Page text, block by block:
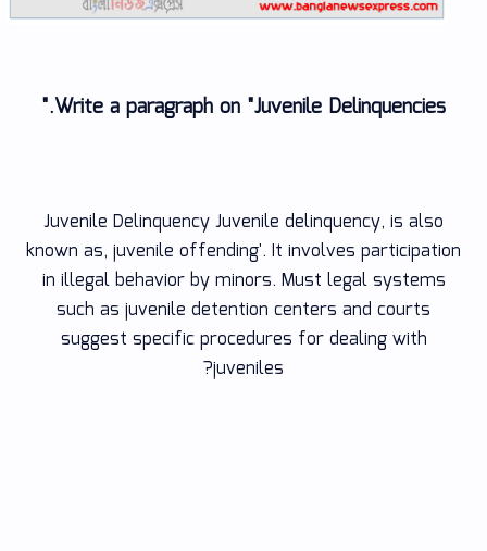
Write a paragraph on "Juvenile Delinquencies."
Juvenile Delinquency Juvenile delinquency, is also
known as, juvenile offending'. It involves participation
in illegal behavior by minors. Must legal systems
such as juvenile detention centers and courts
suggest specific procedures for dealing with
juveniles?